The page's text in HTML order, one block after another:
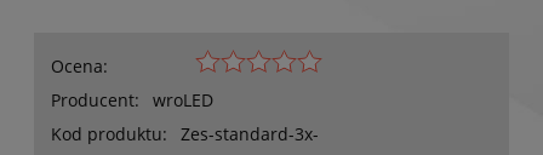
Ocena:
Producent:
wroLED
Kod produktu:
Zes-standard-3x-